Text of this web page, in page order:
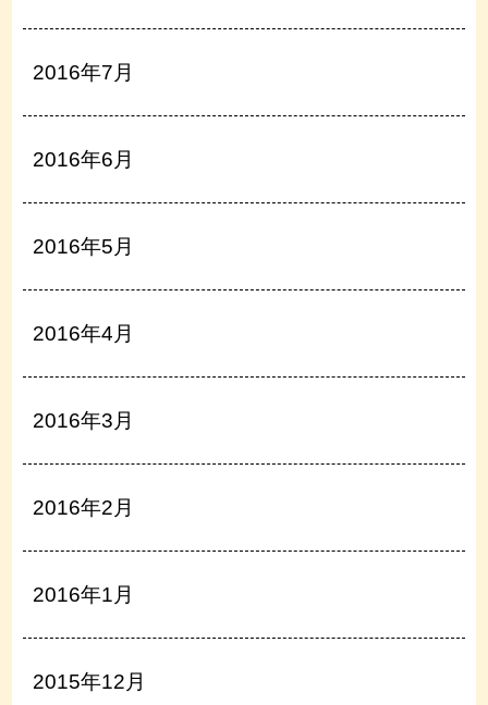
2016年7月
2016年6月
2016年5月
2016年4月
2016年3月
2016年2月
2016年1月
2015年12月